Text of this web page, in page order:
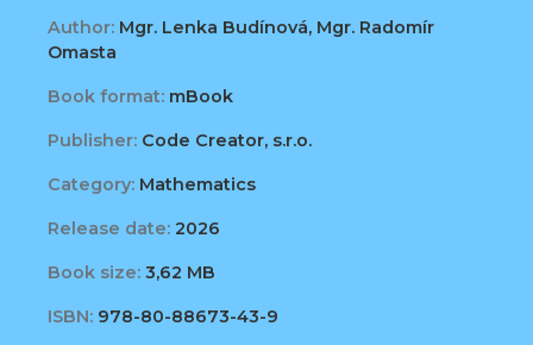
Author: Mgr. Lenka Budínová, Mgr. Radomír
Omasta
Book format: mBook
Publisher: Code Creator, s.r.o.
Category: Mathematics
Release date: 2026
Book size: 3,62 MB
ISBN: 978-80-88673-43-9